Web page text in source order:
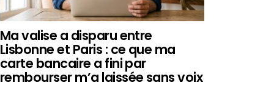
Ma valise a disparu entre
Lisbonne et Paris : ce que ma
carte bancaire a fini par
rembourser m’a laissée sans voix